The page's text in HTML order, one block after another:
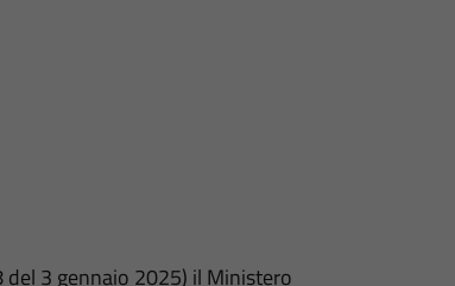
3 gennaio 2025) il Ministero